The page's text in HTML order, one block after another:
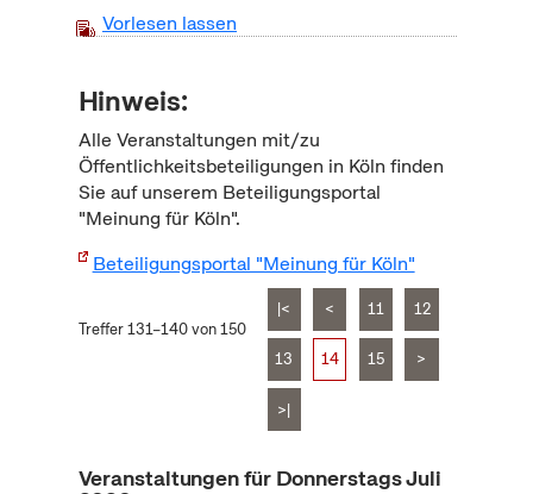
Vorlesen lassen
Hinweis:
Alle Veranstaltungen mit/zu
Öffentlichkeitsbeteiligungen in Köln finden
Sie auf unserem Beteiligungsportal
"Meinung für Köln".
Beteiligungsportal "Meinung für Köln"
Treffer 131–140 von 150
|< < 11 12
13 14 15 >
>|
Veranstaltungen für Donnerstags Juli